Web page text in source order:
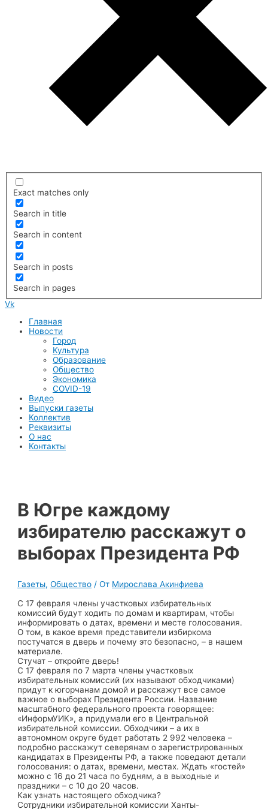
Exact matches only
Search in title
Search in content
Search in posts
Search in pages
Vk
Меню
Главная
Новости
Город
Культура
Образование
Общество
Экономика
COVID-19
Видео
Выпуски газеты
Коллектив
Реквизиты
О нас
Контакты
В Югре каждому
избирателю расскажут о
выборах Президента РФ
Газеты,Общество / От Мирослава Акинфиева
С 17 февраля члены участковых избирательных
комиссий будут ходить по домам и квартирам, чтобы
информировать о датах, времени и месте голосования.
О том, в какое время представители избиркома
постучатся в дверь и почему это безопасно, – в нашем
материале.
Стучат – откройте дверь!
С 17 февраля по 7 марта члены участковых
избирательных комиссий (их называют обходчиками)
придут к югорчанам домой и расскажут все самое
важное о выборах Президента России. Название
масштабного федерального проекта говорящее:
«ИнформУИК», а придумали его в Центральной
избирательной комиссии. Обходчики – а их в
автономном округе будет работать 2 992 человека –
подробно расскажут северянам о зарегистрированных
кандидатах в Президенты РФ, а также поведают детали
голосования: о датах, времени, местах. Ждать «гостей»
можно с 16 до 21 часа по будням, а в выходные и
праздники – с 10 до 20 часов.
Как узнать настоящего обходчика?
Сотрудники избирательной комиссии Ханты-